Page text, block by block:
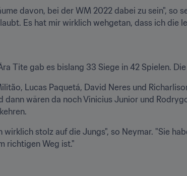
davon, bei der WM 2022 dabei zu sein", so
Es hat mir wirklich wehgetan, dass ich die
Tite gab es bislang 33 Siege in 42 Spielen. Die
Lucas Paquetá, David Neres und
dann wären da noch Vinicius Junior und
wirklich stolz auf die Jungs", so Neymar. "Sie
richtigen Weg ist."